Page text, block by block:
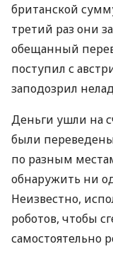
британской
третий раз они
обещанный
поступил с
заподозрил
Деньги ушли на
были
по разным
обнаружить ни
Неизвестно,
роботов, чтобы
самостоятельно